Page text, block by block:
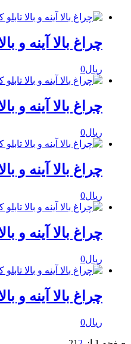
چراغ بالا آینه و بالا
ریال0
چراغ بالا آینه و بالا
ریال0
چراغ بالا آینه و بالا
ریال0
چراغ بالا آینه و بالا
ریال0
چراغ بالا آینه و بالا
ریال0